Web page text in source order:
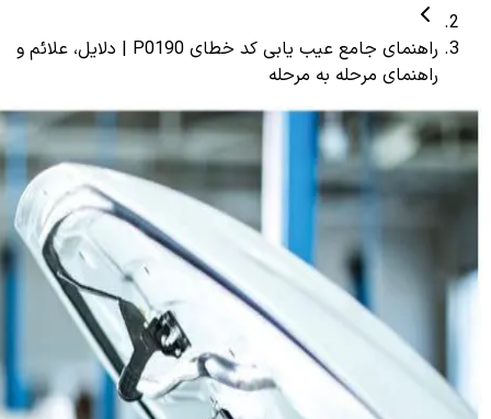
راهنمای جامع عیب یابی کد خطای P0190 | دلایل، علائم و
راهنمای مرحله به مرحله